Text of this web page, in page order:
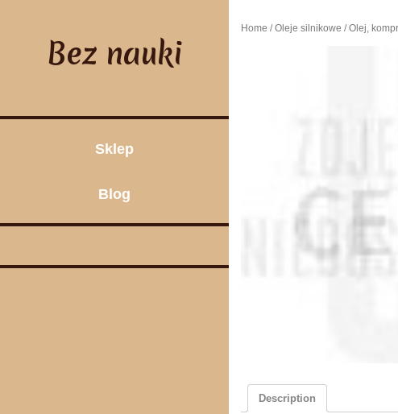
Bez nauki
Sklep
Blog
Home /Oleje silnikowe / Olej,
Description